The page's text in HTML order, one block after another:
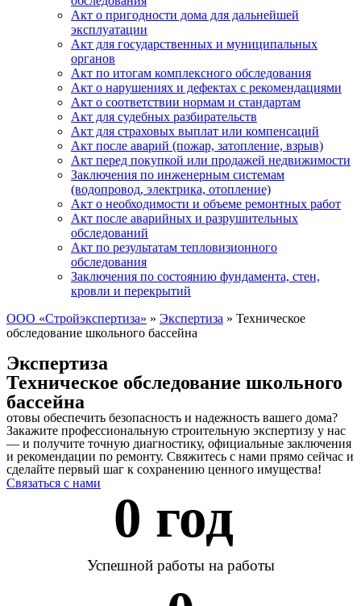
Акт о пригодности дома для дальнейшей
эксплуатации
Акт для государственных и муниципальных
органов
Акт по итогам комплексного обследования
Акт о нарушениях и дефектах с рекомендациями
Акт о соответствии нормам и стандартам
Акт для судебных разбирательств
Акт для страховых выплат или компенсаций
Акт после аварий (пожар, затопление, взрыв)
Акт перед покупкой или продажей недвижимости
Заключения по инженерным системам
(водопровод, электрика, отопление)
Акт о необходимости и объеме ремонтных работ
Акт после аварийных и разрушительных
обследований
Акт по результатам тепловизионного
обследования
Заключения по состоянию фундамента, стен,
кровли и перекрытий
ООО «Стройэкспертиза» » Экспертиза » Техническое
обследование школьного бассейна
Экспертиза
Техническое обследование школьного
бассейна
отовы обеспечить безопасность и надежность вашего дома?
Закажите профессиональную строительную экспертизу у нас
— и получите точную диагностику, официальные заключения
и рекомендации по ремонту. Свяжитесь с нами прямо сейчас и
сделайте первый шаг к сохранению ценного имущества!
Связаться с нами
0 год
Успешной работы на работы